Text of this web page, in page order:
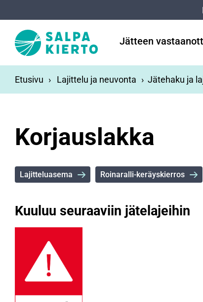
Jätteen
Etusivu Lajittelu ja neuvonta Jätehaku ja
Korjauslakka
Lajitteluasema Roinaralli-keräyskierros
Kuuluu seuraaviin jätelajeihin